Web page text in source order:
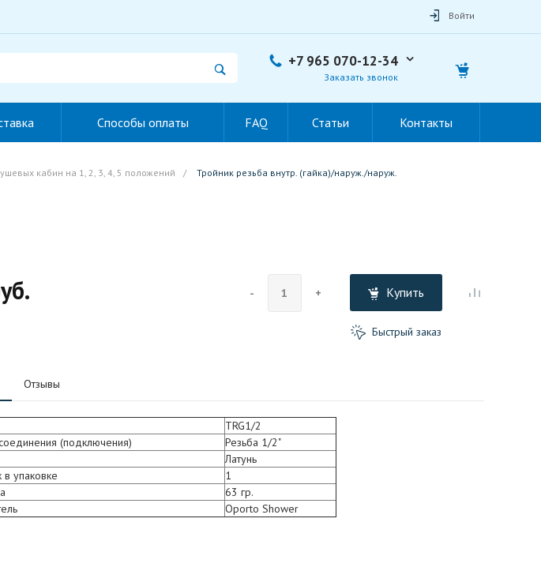
Войти
+7 965 070-12-34
Заказать звонок
Способы оплаты FAQ Статьи Контакты
кабин на 1, 2, 3, 4, 5 положений / Тройник резьба внутр. (гайка)/наруж./наруж.
- + Купить
Быстрый заказ
Отзывы
TRG1/2
(подключения)
Резьба 1/2"
Латунь
упаковке
1
63 гр.
Oporto Shower